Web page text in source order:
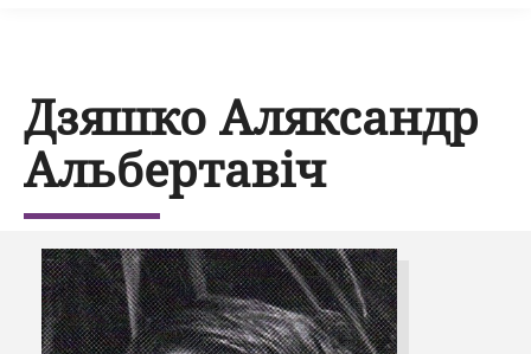
Дзяшко Аляксандр
Альбертавіч